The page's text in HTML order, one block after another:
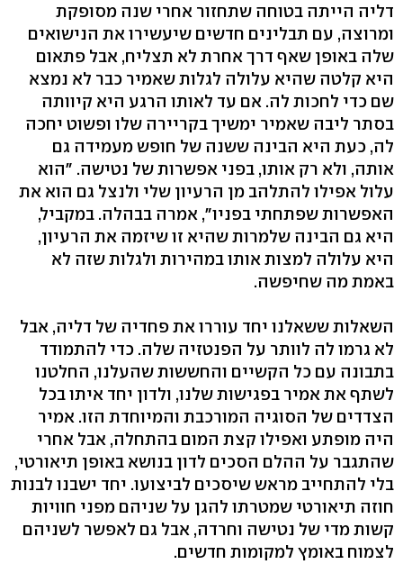
דליה הייתה בטוחה שתחזור אחרי שנה מסופקת
ומרוצה, עם תבלינים חדשים שיעשירו את הנישואים
שלה באופן שאף דרך אחרת לא תצליח, אבל פתאום
היא קלטה שהיא עלולה לגלות שאמיר כבר לא נמצא
שם כדי לחכות לה. אם עד לאותו הרגע היא קיוותה
בסתר ליבה שאמיר ימשיך בקריירה שלו ופשוט יחכה
לה, כעת היא הבינה ששנה של חופש מעמידה גם
אותה, ולא רק אותו, בפני אפשרות של נטישה. "הוא
עלול אפילו להתלהב מן הרעיון שלי ולנצל גם הוא את
האפשרות שפתחתי בפניו", אמרה בבהלה. במקביל,
היא גם הבינה שלמרות שהיא זו שיזמה את הרעיון,
היא עלולה למצות אותו במהירות ולגלות שזה לא
באמת מה שחיפשה.
השאלות ששאלנו יחד עוררו את פחדיה של דליה, אבל
לא גרמו לה לוותר על הפנטזיה שלה. כדי להתמודד
בתבונה עם כל הקשיים והחששות שהעלנו, החלטנו
לשתף את אמיר בפגישות שלנו, ולדון יחד איתו בכל
הצדדים של הסוגיה המורכבת והמיוחדת הזו. אמיר
היה מופתע ואפילו קצת המום בהתחלה, אבל אחרי
שהתגבר על ההלם הסכים לדון בנושא באופן תיאורטי,
בלי להתחייב מראש שיסכים לביצועו. יחד ישבנו לבנות
חוזה תיאורטי שמטרתו להגן על שניהם מפני חוויות
קשות מדי של נטישה וחרדה, אבל גם לאפשר לשניהם
לצמוח באומץ למקומות חדשים.